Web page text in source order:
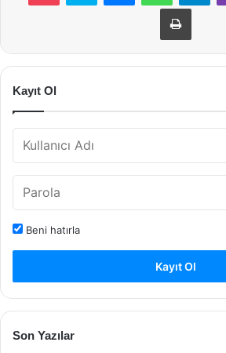
Yazdır
Kayıt Ol
Beni hatırla
Kayıt Ol
Son Yazılar